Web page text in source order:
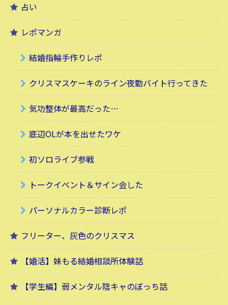
占い
レポマンガ
結婚指輪手作りレポ
クリスマスケーキのライン夜勤バイト行ってきた
気功整体が最高だった…
底辺OLが本を出せたワケ
初ソロライブ参戦
トークイベント＆サイン会した
パーソナルカラー診断レポ
フリーター、灰色のクリスマス
【婚活】妹もる結婚相談所体験話
【学生編】弱メンタル陰キャのぼっち話